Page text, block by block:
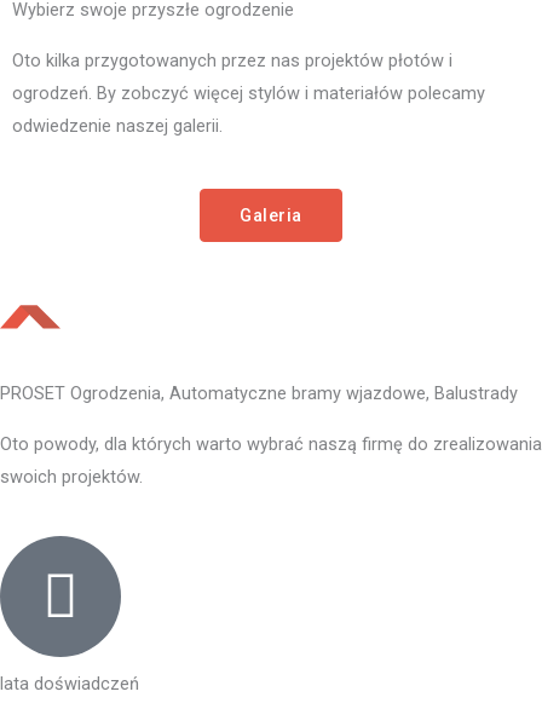
Wybierz swoje przyszłe ogrodzenie
Oto kilka przygotowanych przez nas projektów płotów i
ogrodzeń. By zobczyć więcej stylów i materiałów polecamy
odwiedzenie naszej galerii.
Galeria
PROSET Ogrodzenia, Automatyczne bramy wjazdowe, Balustrady
Oto powody, dla których warto wybrać naszą firmę do zrealizowania
swoich projektów.
lata doświadczeń